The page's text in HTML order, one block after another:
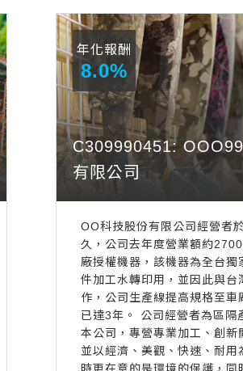
C309990451:
有限公司
年化報酬
8.0%
OO科技股份有限公司經營者
久，公司去年度營業額約
廠授權機器，該機器為全台
件加工水轉印用，並因此與台
作，公司生產線提高規格至
已達3年。 公司經營者為區隔
本公司，專營專業加工、創新
並以經濟、美觀、快速、耐用